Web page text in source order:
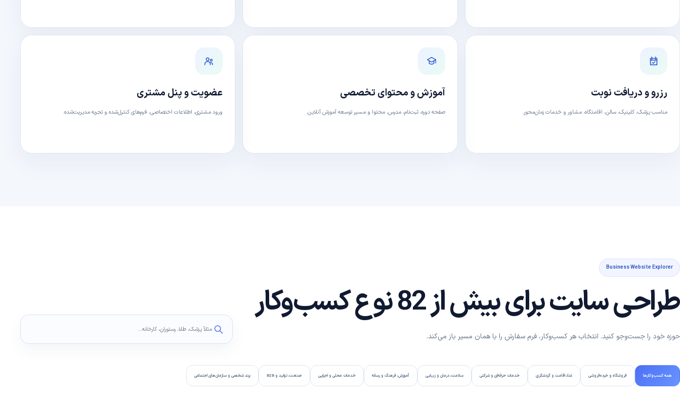
رزرو و دریافت نوبت
مناسب پزشک، کلینیک، سالن، اقامتگاه، مشاور و خدمات زمان‌محور.
آموزش و محتوای تخصصی
صفحه دوره، ثبت‌نام، مدرس، محتوا و مسیر توسعه آموزش آنلاین.
عضویت و پنل مشتری
ورود مشتری، اطلاعات اختصاصی، فرم‌های کنترل‌شده و تجربه مدیریت‌شده.
Business Website Explorer
طراحی سایت برای بیش از 82 نوع کسب‌وکار
حوزه خود را جست‌وجو کنید. انتخاب هر کسب‌وکار، فرم سفارش را با همان مسیر باز می‌کند.
همه کسب‌وکارها فروشگاه و خرده‌فروشی غذا، اقامت و گردشگری خدمات حرفه‌ای و شرکتی سلامت، درمان و زیبایی آموزش، فرهنگ و رسانه خدمات محلی و اجرایی صنعت، تولید و B2B برند شخصی و سازمان‌های اجتماعی